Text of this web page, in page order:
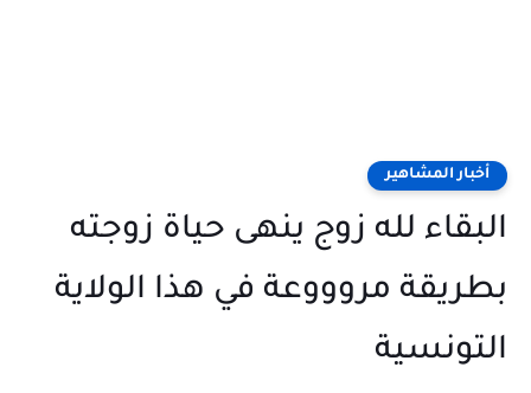
أخبار المشاهير
البقاء لله زوج ينهى حياة زوجته
بطريقة مروووعة في هذا الولاية
التونسية